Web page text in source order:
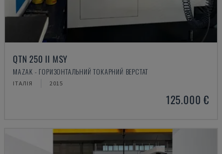
QTN 250 II MSY
MAZAK - ГОРИЗОНТАЛЬНИЙ ТОКАРНИЙ ВЕРСТАТ
ІТАЛІЯ 2015
125.000 €